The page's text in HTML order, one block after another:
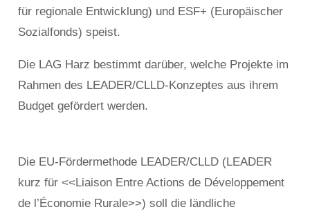
für regionale Entwicklung) und ESF+ (Europäischer
Sozialfonds) speist.
Die LAG Harz bestimmt darüber, welche Projekte im
Rahmen des LEADER/CLLD-Konzeptes aus ihrem
Budget gefördert werden.
Die EU-Fördermethode LEADER/CLLD (LEADER
kurz für ˂˂Liaison Entre Actions de Développement
de l’Économie Rurale˃˃) soll die ländliche